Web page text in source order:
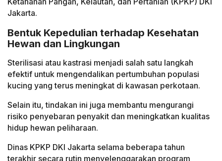
Jakarta.
Bentuk Kepedulian terhadap Kesehatan
Hewan dan Lingkungan
Sterilisasi atau kastrasi menjadi salah satu langkah
efektif untuk mengendalikan pertumbuhan populasi
kucing yang terus meningkat di kawasan perkotaan.
Selain itu, tindakan ini juga membantu mengurangi
risiko penyebaran penyakit dan meningkatkan kualitas
hidup hewan peliharaan.
Dinas KPKP DKI Jakarta selama beberapa tahun
terakhir secara rutin menyelenggarakan program